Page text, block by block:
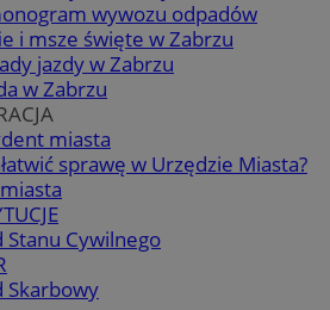
wywozu odpadów
i msze święte w Zabrzu
jazdy w Zabrzu
w Zabrzu
miasta
sprawę w Urzędzie Miasta?
Stanu Cywilnego
Skarbowy